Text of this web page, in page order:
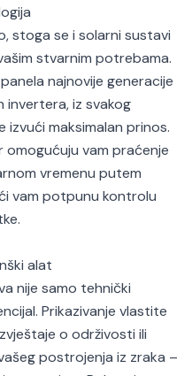
stoga se i solarni sustavi
stvarnim potrebama.
najnovije generacije
invertera, iz svakog
maksimalan prinos.
vam praćenje
vremenu putem
vam potpunu kontrolu
alat
nije samo tehnički
Prikazivanje vlastite
o održivosti ili
postrojenja iz zraka –